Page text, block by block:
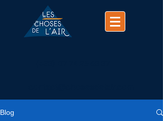
Blog